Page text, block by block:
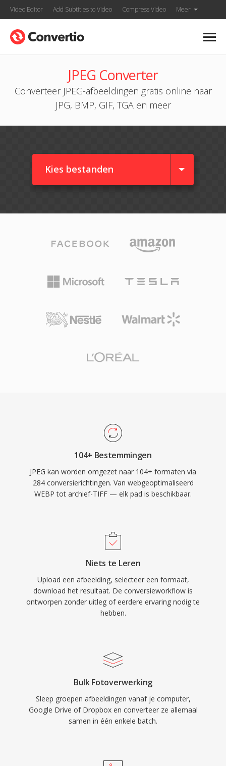
Video Editor Add Subtitles to Video Compress Video Meer
JPEG Converter
Converteer JPEG-afbeeldingen gratis online naar
JPG, BMP, GIF, TGA en meer
Kies bestanden
104+ Bestemmingen
JPEG kan worden omgezet naar 104+ formaten via
284 conversierichtingen. Van webgeoptimaliseerd
WEBP tot archief-TIFF — elk pad is beschikbaar.
Niets te Leren
Upload een afbeelding, selecteer een formaat,
download het resultaat. De conversieworkflow is
ontworpen zonder uitleg of eerdere ervaring nodig te
hebben.
Bulk Fotoverwerking
Sleep groepen afbeeldingen vanaf je computer,
Google Drive of Dropbox en converteer ze allemaal
samen in één enkele batch.